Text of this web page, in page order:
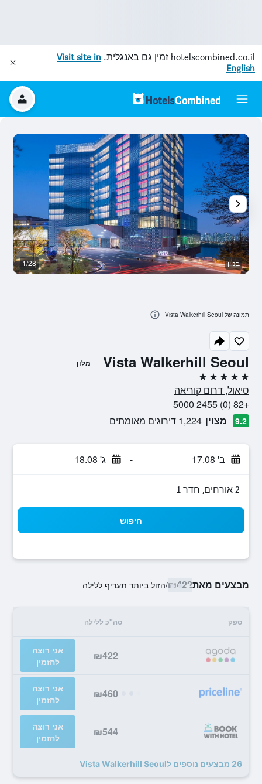
hotelscombined.co.il זמין גם באנגלית. Visit site in
English
Vista Walkerhill Seoul מלון
5 כוכבים
סיאול, דרום קוריאה
+82 (0) 2455 5000
9.2 מצוין 1,224 דירוגים מאומתים
ב' 17.08 - ג' 18.08
2 אורחים, חדר 1
חיפוש
מבצעים מאת₪422
/הזול ביותר תעריף ללילה
ספק סה"כ ללילה
₪422
אני רוצה
להזמין
₪460
אני רוצה
להזמין
₪544
אני רוצה
להזמין
26 מבצעים נוספים לVista Walkerhill Seoul
בניין 1/28
תמונה של Vista Walkerhill Seoul